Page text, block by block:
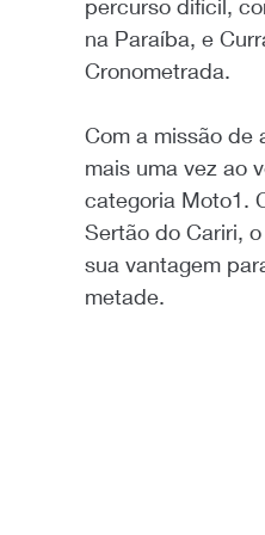
percurso difícil,
na Paraíba, e
Cronometrada.
Com a missão de
mais uma vez ao
categoria Moto1.
Sertão do Cariri,
sua vantagem
metade.